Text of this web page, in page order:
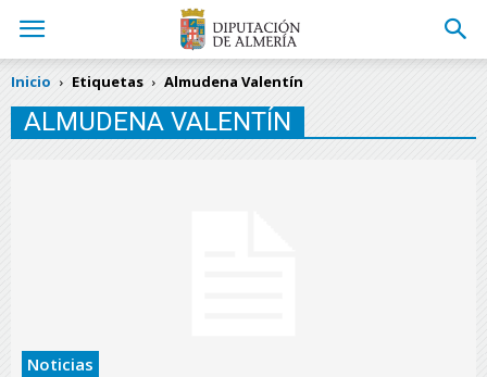
Inicio Etiquetas Almudena Valentín
ALMUDENA VALENTÍN
Noticias